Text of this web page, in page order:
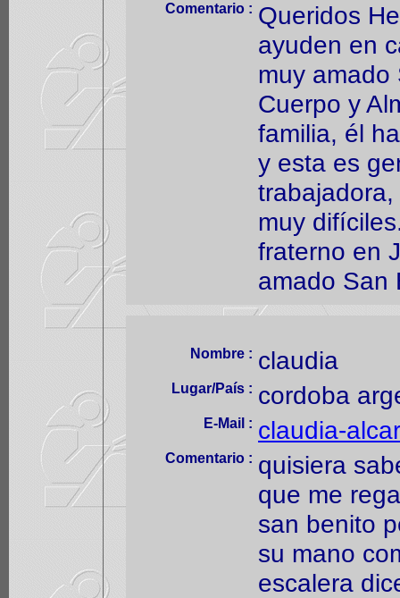
Comentario : Queridos
ayuden en
muy
Cuerpo y
familia, él
y esta es
muy
fraterno en
amado San
Nombre : claudia
Lugar/País : cordoba
E-Mail : claudia-
Comentario : quisiera
que me
san benito
su mano
escalera